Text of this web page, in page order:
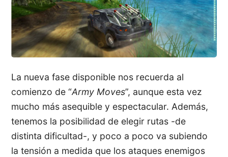
La nueva fase disponible nos recuerda al
comienzo de “Army Moves”, aunque esta vez
mucho más asequible y espectacular. Además,
tenemos la posibilidad de elegir rutas -de
distinta dificultad-, y poco a poco va subiendo
la tensión a medida que los ataques enemigos